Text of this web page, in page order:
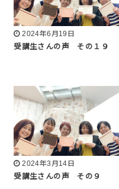
2024年6月19日
受講生さんの声 その１９
2024年3月14日
受講生さんの声 その９